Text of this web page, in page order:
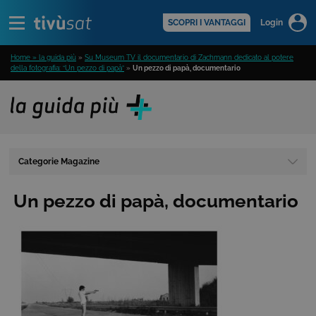
SCOPRI I VANTAGGI Login
Home » la guida più » Su Museum TV il documentario di Zachmann dedicato al potere
della fotografia: “Un pezzo di papà” » Un pezzo di papà, documentario
Categorie Magazine
Un pezzo di papà, documentario